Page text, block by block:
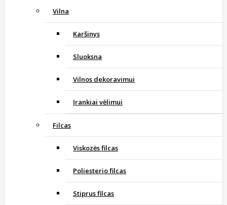
Vilna
Karšinys
Sluoksna
Vilnos dekoravimui
Įrankiai vėlimui
Filcas
Viskozės filcas
Poliesterio filcas
Stiprus filcas